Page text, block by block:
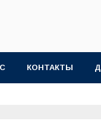
КОНТАКТЫ